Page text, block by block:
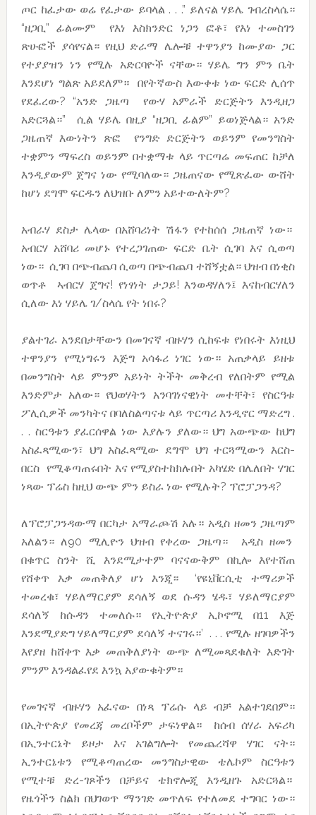
ጦር ከፈታው ወሬ የፈታው ይባላል . . .” ይለናል ሃይሌ ገብረስላሴ።
“ዘጋቢ” ፊልሙም የእነ እስክንድር ነጋን ፎቶ፣ የእነ ተመስገን
ጽሁፎች ያሳየናል። የዚህ ድራማ ሌሎቹ ተዋንያን ከሙያው ጋር
የተያያዝን ነን የሚሉ አድርባዮች ናቸው። ሃይሌ ግን ምን ቤት
እንደሆነ ግልጽ አይደለም። በየትኛውስ እውቀቱ ነው ፍርድ ሊሰጥ
የደፈረው? “አንድ ጋዜጣ የውሃ አምራች ድርጅትን እንዲዘጋ
አድርጓል።” ሲል ሃይሌ በዚያ “ዘጋቢ ፊልም” ይወነጅላል። አንድ
ጋዜጠኛ እውነትን ጽፎ የንግድ ድርጅትን ወይንም የመንግስት
ተቋምን ማፍረስ ወይንም በተቋማቱ ላይ ጥርጣሬ መፍጠር ከቻለ
እንዲያውም ጀግና ነው የሚባለው። ጋዜጠናው የሚጽፈው ውሸት
ከሆነ ደግሞ ፍርዱን ለህዝቡ ለምን አይተውለትም?
አብራሃ ደስታ ሌላው በአሸባሪነት ሽፋን የተከሰሰ ጋዜጠኛ ነው።
አብርሃ አሸባሪ መሆኑ የተረጋገጠው ፍርድ ቤት ሲገባ እና ሲወጣ
ነው። ሲገባ በጭብጨባ ሲወጣ በጭብጨባ ተሸኝቷል። ህዝብ በነቂስ
ወጥቶ ኣብርሃ ጀግና! የነፃነት ታጋይ! እንወዳሃለን፤ እናከብርሃለን
ሲለው እነ ሃይሌ ገ/ስላሴ የት ነበሩ?
ያልተገራ አንደበታቸውን በመገናኛ ብዙሃን ሲከፍቱ የነበሩት እነዚህ
ተዋንያን የሚነግሩን እጅግ አሳፋሪ ነገር ነው። አጠቃላይ ይዘቱ
በመንግስት ላይ ምንም አይነት ትችት መቅረብ የለበትም የሚል
እንድምታ አለው። የህወሃትን አንባገነናዊነት መተቸት፣ የስርዓቱ
ፖሊሲዎች መንካትና በባለስልጣናቱ ላይ ጥርጣሪ እንዲኖር ማድረግ .
. . ስርዓቱን ያፈርሰዋል ነው እያሉን ያለው። ህግ አውጭው ከህግ
አስፈጻሚውን፣ ህግ አስፈጻሚው ደግሞ ህግ ተርጓሚውን እርስ-
በርስ የሚቆጣጠሩበት እና የሚያስተከክሉበት አካሄድ በሌለበት ሃገር
ነጻው ፕሬስ ከዚህ ውጭ ምን ይስራ ነው የሚሉት? ፕሮፓጋንዳ?
ለፕሮፓጋንዳውማ በርካታ አማራጮሽ አሉ። አዲስ ዘመን ጋዜጣም
አለልን። ለ90 ሚሊዮን ህዝብ የቀረው ጋዜጣ። አዲስ ዘመን
በቁጥር ስንት ሺ እንደሚታተም ባናናውቅም በኪሎ እየተሸጠ
የሸቀጥ እቃ መጠቅለያ ሆነ እንጂ። ‘የዩኒቨርሲቲ ተማሪዎች
ተመረቁ፣ ሃይለማርያም ደሳለኝ ወደ ሱዳን ሄዱ፣ ሃይለማርያም
ደሳለኝ ከሱዳን ተመለሱ። የኢትዮጵያ ኢኮኖሚ በ11 እጅ
እንደሚያድግ ሃይለማርያም ደሳለኝ ተናገሩ።’ . . . የሚሉ ዘገባዎችን
እየያዘ ከሸቀጥ እቃ መጠቅለያነት ውጭ ለሚመጻደቁለት እድገት
ምንም እንዳልፈየደ እንኳ አያውቁትም።
የመገናኛ ብዙሃን አፈናው በነጻ ፕሬሱ ላይ ብቻ አልተገደበም።
በኢትዮጵያ የመረጃ መረቦችም ታፍነዋል። ከሰብ ሰሃራ አፍሪካ
በኢንተርኔት ይዞታ እና አገልግሎት የመጨረሻዋ ሃገር ናት።
ኢንተርኔቱን የሚቆጣጠረው መንግስታዊው ቴሌኮም ስርዓቱን
የሚተቹ ድረ-ገጾችን በቻይና ቴክኖሎጂ እንዲዘጉ አድርጓል።
የዜጎችን ስልክ በህገወጥ ማንገድ መጥለፍ የተለመደ ተግባር ነው።